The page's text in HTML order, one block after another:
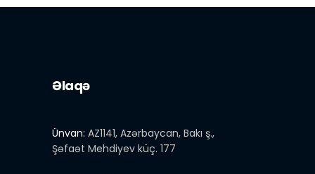
Əlaqə
Ünvan: AZ1141, Azərbaycan, Bakı ş.,
Şəfaət Mehdiyev küç. 177